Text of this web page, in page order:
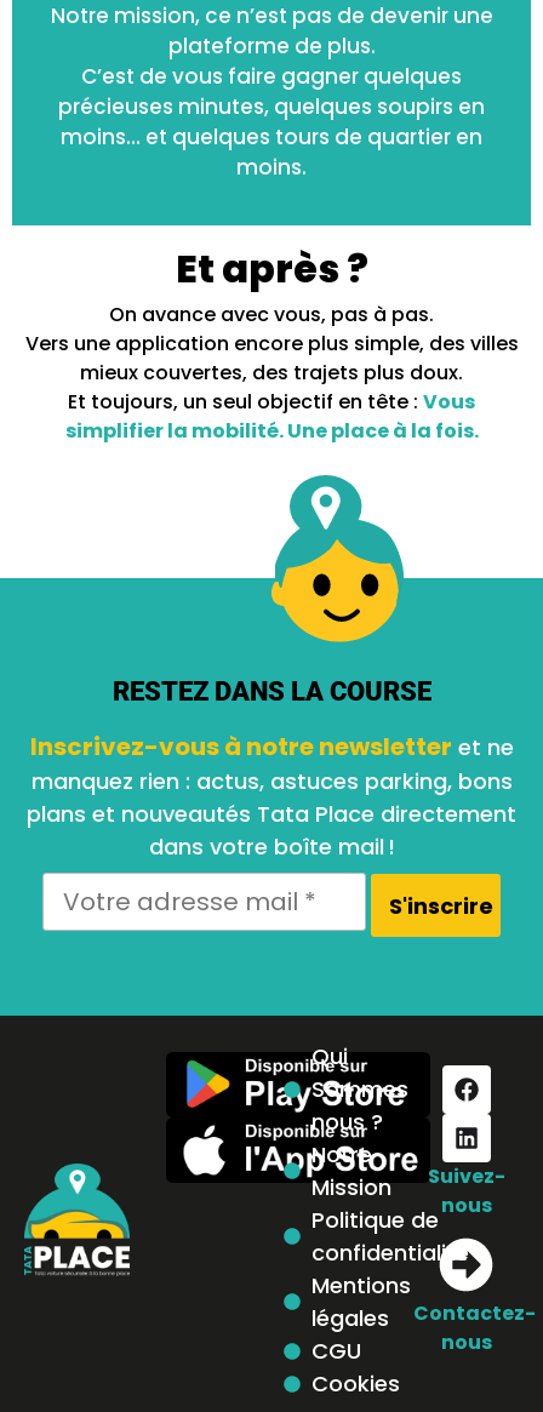
Notre mission, ce n’est pas de devenir une
plateforme de plus.
C’est de vous faire gagner quelques
précieuses minutes, quelques soupirs en
moins… et quelques tours de quartier en
moins.
Et après ?
On avance avec vous, pas à pas.
Vers une application encore plus simple, des villes
mieux couvertes, des trajets plus doux.
Et toujours, un seul objectif en tête : Vous
simplifier la mobilité. Une place à la fois.
RESTEZ DANS LA COURSE
Inscrivez-vous à notre newsletter et ne
manquez rien : actus, astuces parking, bons
plans et nouveautés Tata Place directement
dans votre boîte mail !
Qui
Sommes
nous ?
Notre
Mission
Politique de
confidentialité
Mentions
légales
CGU
Cookies
Suivez-
nous
Contactez-
nous